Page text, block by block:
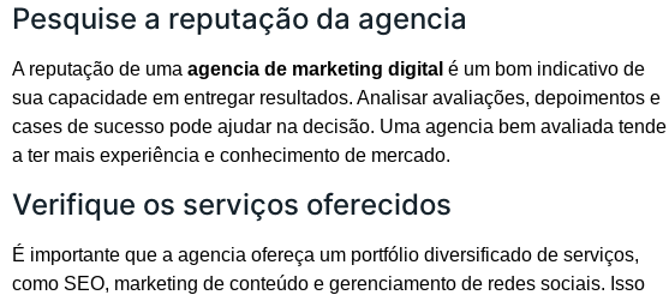
Pesquise a reputação da agencia
A reputação de uma agencia de marketing digital é um bom indicativo de
sua capacidade em entregar resultados. Analisar avaliações, depoimentos e
cases de sucesso pode ajudar na decisão. Uma agencia bem avaliada tende
a ter mais experiência e conhecimento de mercado.
Verifique os serviços oferecidos
É importante que a agencia ofereça um portfólio diversificado de serviços,
como SEO, marketing de conteúdo e gerenciamento de redes sociais. Isso